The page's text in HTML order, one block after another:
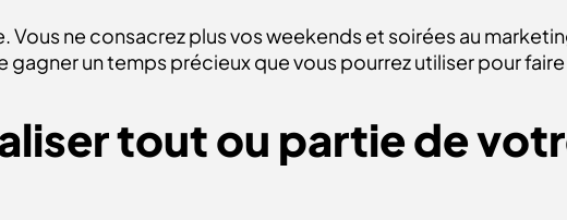
ne consacrez plus vos weekends et soirées au
un temps précieux que vous pourrez utiliser pour
tout ou partie de